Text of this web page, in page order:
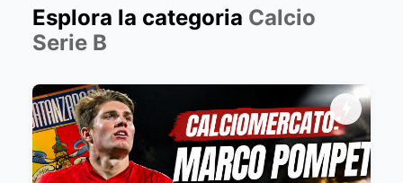
Esplora la categoria Calcio
Serie B